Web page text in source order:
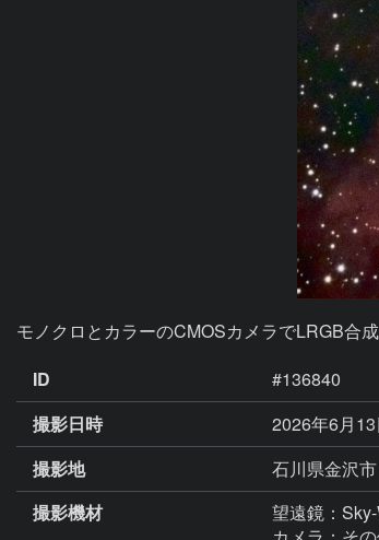
モノクロとカラーのCMOSカメラでLRGB合
ID
#136840
撮影日時
2026年6月
撮影地
石川県金沢市
撮影機材
望遠鏡：